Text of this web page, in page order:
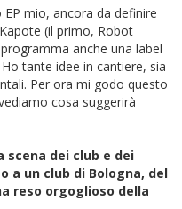
mio, ancora da definire
(il primo, Robot
anche una label
tante idee in cantiere, sia
Per ora mi godo questo
cosa suggerirà
dei club e dei
a un club di Bologna, del
reso orgoglioso della